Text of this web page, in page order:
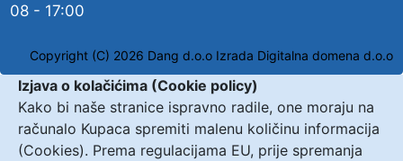
08 - 17:00
Copyright (C) 2026 Dang d.o.o Izrada Digitalna domena d.o.o
Izjava o kolačićima (Cookie policy)
Kako bi naše stranice ispravno radile, one moraju na
računalo Kupaca spremiti malenu količinu informacija
(Cookies). Prema regulacijama EU, prije spremanja